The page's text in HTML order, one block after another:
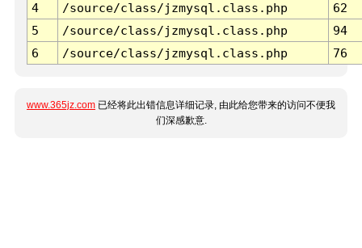
4
/source/class/jzmysql.class.php
62
5
/source/class/jzmysql.class.php
94
6
/source/class/jzmysql.class.php 76
www.365jz.com 已经将此出错信息详细记录, 由此给您带来的访问不便我
们深感歉意.